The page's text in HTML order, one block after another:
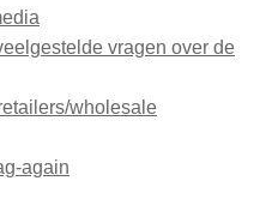
vragen over de
wholesale
again